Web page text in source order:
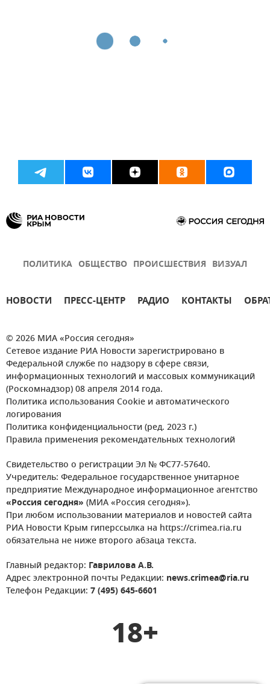
ПОЛИТИКА ОБЩЕСТВО ПРОИСШЕСТВИЯ ВИЗУАЛ
НОВОСТИ ПРЕСС-ЦЕНТР РАДИО КОНТАКТЫ
© 2026 МИА «Россия сегодня»
Сетевое издание РИА Новости зарегистрировано в
Федеральной службе по надзору в сфере связи,
информационных технологий и массовых коммуникаций
(Роскомнадзор) 08 апреля 2014 года.
Политика использования Cookie и автоматического
логирования
Политика конфиденциальности (ред. 2023 г.)
Правила применения рекомендательных технологий
Свидетельство о регистрации Эл № ФС77-57640.
Учредитель: Федеральное государственное унитарное
предприятие Международное информационное агентство
«Россия сегодня» (МИА «Россия сегодня»).
При любом использовании материалов и новостей сайта
РИА Новости Крым гиперссылка на https://crimea.ria.ru
обязательна не ниже второго абзаца текста.
Главный редактор: Гаврилова А.В.
Адрес электронной почты Редакции: news.crimea@ria.ru
Телефон Редакции: 7 (495) 645-6601
18+